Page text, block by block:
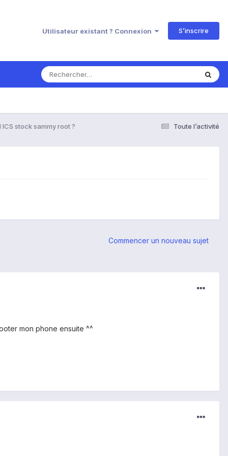
Utilisateur existant ? Connexion S’inscrire
Toute l’activité
ICS stock sammy root ?
Commencer un nouveau sujet
mon phone ensuite ^^